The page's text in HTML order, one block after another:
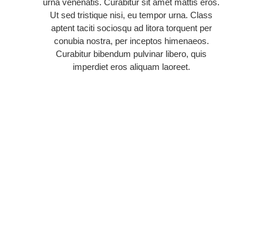
urna venenatis. Curabitur sit amet mattis eros.
Ut sed tristique nisi, eu tempor urna. Class
aptent taciti sociosqu ad litora torquent per
conubia nostra, per inceptos himenaeos.
Curabitur bibendum pulvinar libero, quis
imperdiet eros aliquam laoreet.